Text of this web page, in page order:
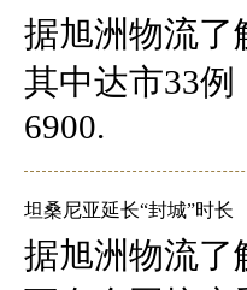
据旭洲物流了
其中达市33
6900.
坦桑尼亚延长“封城”时长
据旭洲物流了